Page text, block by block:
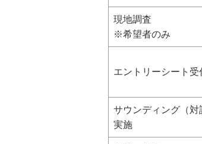
現地調査
※希望者のみ
エントリーシート受
サウンディング（対
実施